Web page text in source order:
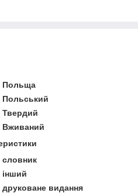
Польща
Польський
Твердий
Вживаний
словник
інший
друковане видання